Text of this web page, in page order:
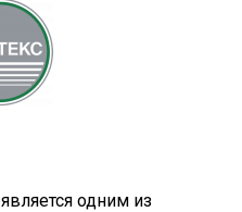
является одним из